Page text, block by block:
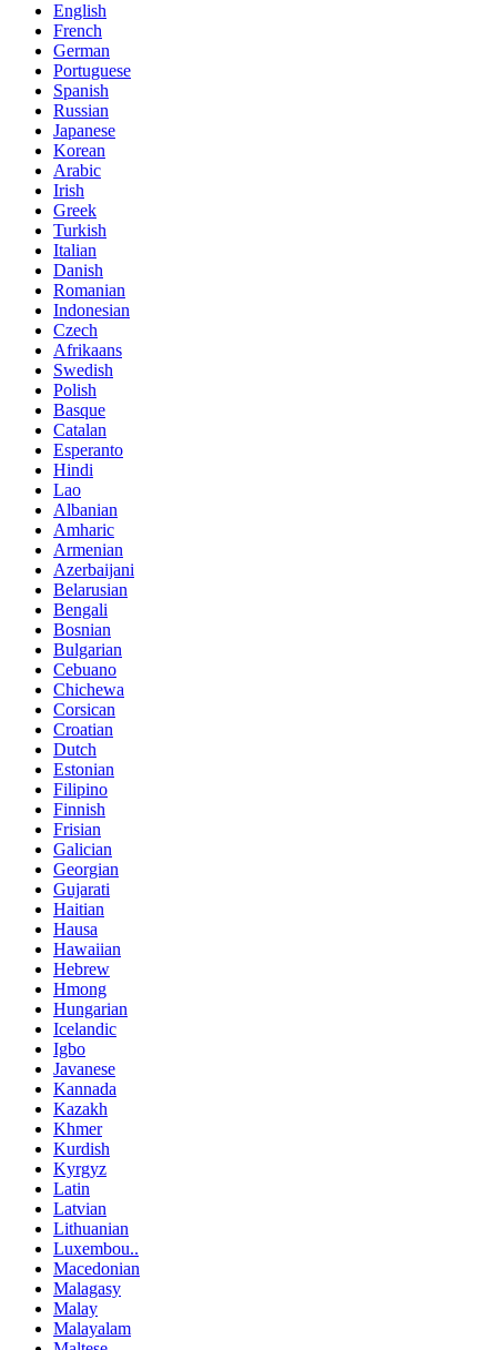
English
French
German
Portuguese
Spanish
Russian
Japanese
Korean
Arabic
Irish
Greek
Turkish
Italian
Danish
Romanian
Indonesian
Czech
Afrikaans
Swedish
Polish
Basque
Catalan
Esperanto
Hindi
Lao
Albanian
Amharic
Armenian
Azerbaijani
Belarusian
Bengali
Bosnian
Bulgarian
Cebuano
Chichewa
Corsican
Croatian
Dutch
Estonian
Filipino
Finnish
Frisian
Galician
Georgian
Gujarati
Haitian
Hausa
Hawaiian
Hebrew
Hmong
Hungarian
Icelandic
Igbo
Javanese
Kannada
Kazakh
Khmer
Kurdish
Kyrgyz
Latin
Latvian
Lithuanian
Luxembou..
Macedonian
Malagasy
Malay
Malayalam